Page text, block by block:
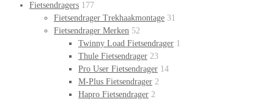
Fietsendragers 177
Fietsendrager Trekhaakmontage 31
Fietsendrager Merken 52
Twinny Load Fietsendrager 1
Thule Fietsendrager 23
Pro User Fietsendrager 14
M-Plus Fietsendrager 2
Hapro Fietsendrager 2